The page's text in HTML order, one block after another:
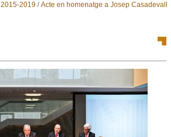
2019 /Acte en homenatge a Josep Casadevall